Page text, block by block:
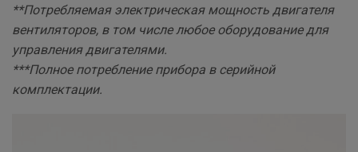
**Потребляемая электрическая мощность двигателя
вентиляторов, в том числе любое оборудование для
управления двигателями.
***Полное потребление прибора в серийной
комплектации.